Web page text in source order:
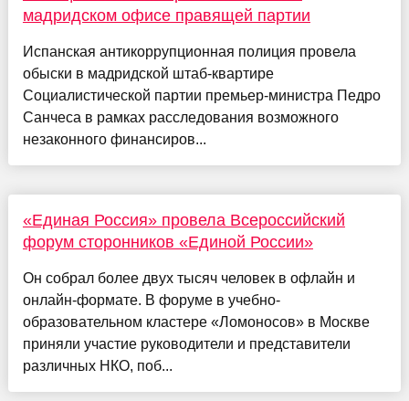
мадридском офисе правящей партии
Испанская антикоррупционная полиция провела
обыски в мадридской штаб-квартире
Социалистической партии премьер-министра Педро
Санчеса в рамках расследования возможного
незаконного финансиров...
«Единая Россия» провела Всероссийский
форум сторонников «Единой России»
Он собрал более двух тысяч человек в офлайн и
онлайн-формате. В форуме в учебно-
образовательном кластере «Ломоносов» в Москве
приняли участие руководители и представители
различных НКО, поб...